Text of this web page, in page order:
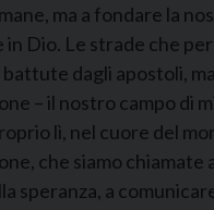
ma a fondare la
in Dio. Le strade che
dagli apostoli,
– il nostro campo di
lì, nel cuore del
che siamo chiamate
speranza, a